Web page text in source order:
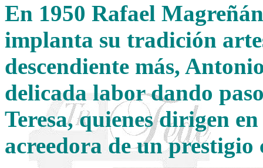
En 1950 Rafael
implanta su tradición
descendiente más,
delicada labor dando
Teresa, quienes dirigen
acreedora de un prestigio